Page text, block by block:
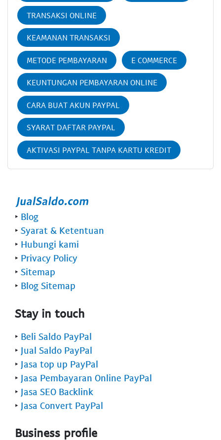
TRANSAKSI ONLINE
KEAMANAN TRANSAKSI
METODE PEMBAYARAN E COMMERCE
KEUNTUNGAN PEMBAYARAN ONLINE
CARA BUAT AKUN PAYPAL
SYARAT DAFTAR PAYPAL
AKTIVASI PAYPAL TANPA KARTU KREDIT
‣ Blog
‣ Syarat & Ketentuan
‣ Hubungi kami
‣ Privacy Policy
‣ Sitemap
‣ Blog Sitemap
Stay in touch
‣ Beli Saldo PayPal
‣ Jual Saldo PayPal
‣ Jasa top up PayPal
‣ Jasa Pembayaran Online PayPal
‣ Jasa SEO Backlink
‣ Jasa Convert PayPal
Business profile